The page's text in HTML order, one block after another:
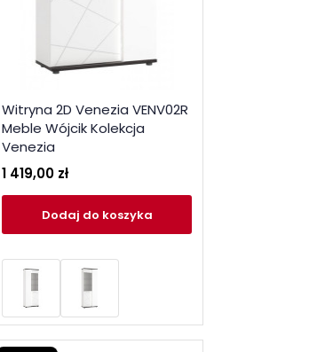
Witryna 2D Venezia VENV02R
Meble Wójcik Kolekcja
Venezia
1 419,00 zł
Dodaj do koszyka